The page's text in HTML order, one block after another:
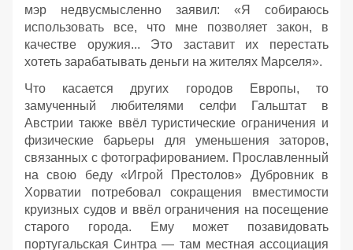
мэр недвусмысленно заявил: «Я собираюсь
использовать все, что мне позволяет закон, в
качестве оружия... Это заставит их перестать
хотеть зарабатывать деньги на жителях Марселя».
Что касается других городов Европы, то
замученный любителями селфи Гальштат в
Австрии также ввёл туристические ограничения и
физические барьеры для уменьшения заторов,
связанных с фотографированием. Прославленный
на свою беду «Игрой Престолов» Дубровник в
Хорватии потребовал сокращения вместимости
круизных судов и ввёл ограничения на посещение
старого города. Ему может позавидовать
португальская Синтра — там местная ассоциация